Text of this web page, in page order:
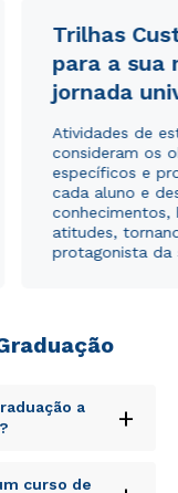
Trilhas
para a sua
jornada
Atividades de
consideram os
específicos e
cada aluno e
conhecimentos,
atitudes,
protagonista da
a
+
error sit
curso de